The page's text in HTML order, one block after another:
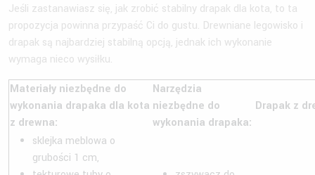
Jeśli zastanawiasz się, jak zrobić stabilny drapak dla kota, to ta
propozycja powinna przypaść Ci do gustu. Drewniane legowisko i
drapak są najbardziej stabilną opcją, jednak ich wykonanie
wymaga nieco wysiłku.
Materiały niezbędne do
wykonania drapaka dla kota
z drewna:
Narzędzia
niezbędne do
wykonania drapaka:
Drapak z
sklejka meblowa o
grubości 1 cm,